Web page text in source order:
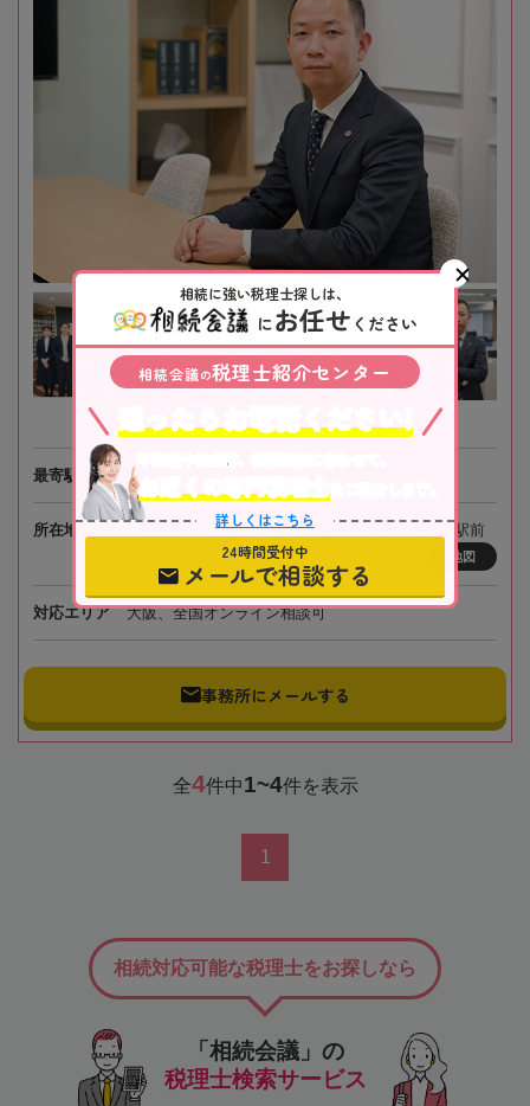
最寄駅 大阪メトロ・北大阪急行電鉄「江坂駅」徒歩1分
所在地
〒564-0063 大阪府吹田市江坂町1-13-33 HF江坂駅前
ビルディング7階
地図
対応エリア 大阪、全国オンライン相談可
事務所にメールする
全4件中1~4件を表示
1
「相続会議」の
税理士検索サービス
相続対応可能な税理士をお探しなら
相続に強い税理士探しは、
にお任せ ください
相続会議の税理士紹介センター
不動産や株式等、相続資産に合わせて、
お近くの専門税理士
をご紹介します。
詳しくはこちら
24時間受付中
メールで相談する